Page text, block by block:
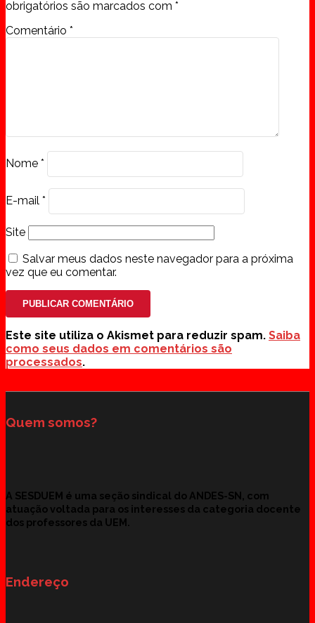
obrigatórios são marcados com *
Comentário *
Nome *
E-mail *
Site
Salvar meus dados neste navegador para a próxima
vez que eu comentar.
Este site utiliza o Akismet para reduzir spam. Saiba
como seus dados em comentários são
processados.
Quem somos?
A SESDUEM é uma seção sindical do ANDES-SN, com
atuação voltada para os interesses da categoria docente
dos professores da UEM.
Endereço